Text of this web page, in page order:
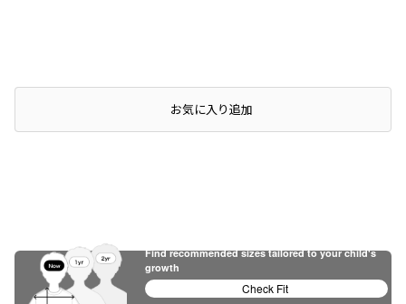
店頭在庫を確認するお気に入り追加
Find recommended sizes tailored to your child's
growth
Check Fit